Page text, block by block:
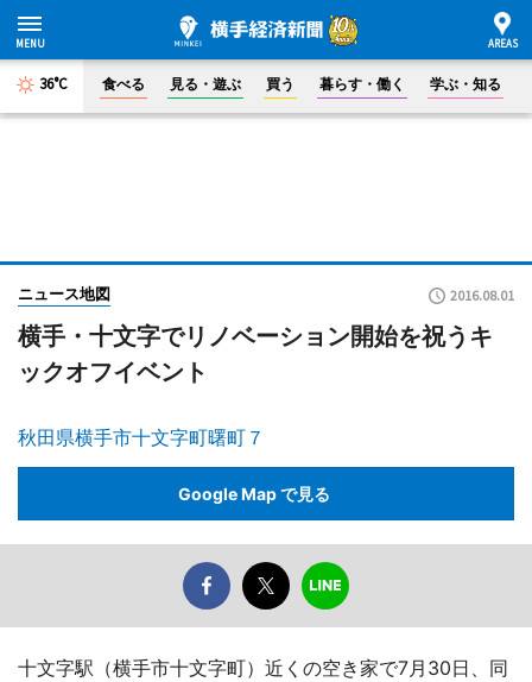
36°C 食べる 見る・遊ぶ 買う 暮らす・働く 学ぶ・知る
ニュース地図 2016.08.01
横手・十文字でリノベーション開始を祝うキ
ックオフイベント
秋田県横手市十文字町曙町７
Google Map で見る
十文字駅（横手市十文字町）近くの空き家で7月30日、同